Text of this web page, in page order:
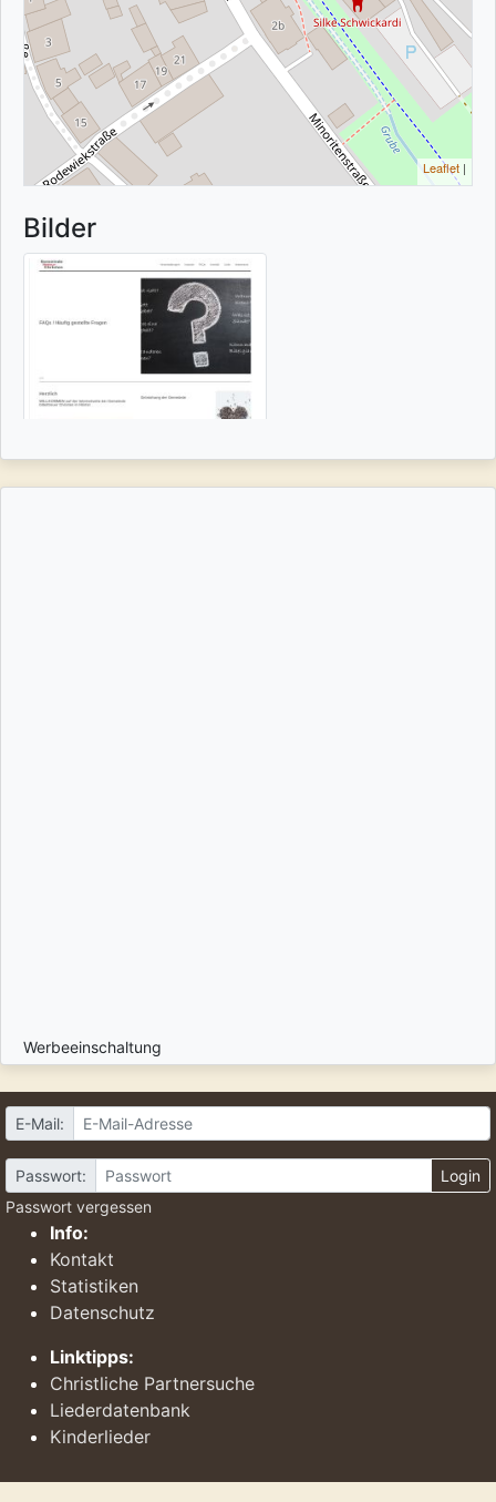
Leaflet |
Bilder
Werbeeinschaltung
E-Mail:
Passwort:
Login
Passwort vergessen
Info:
Kontakt
Statistiken
Datenschutz
Linktipps:
Christliche Partnersuche
Liederdatenbank
Kinderlieder